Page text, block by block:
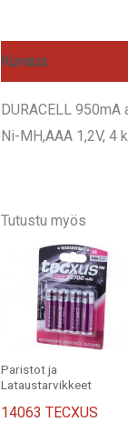
Kuvaus
DURACELL 950mA
Ni-MH,AAA 1,2V, 4
Tutustu myös
Paristot ja
Lataustarvikkeet
14063 TECXUS